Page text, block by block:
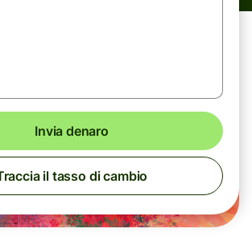
Invia denaro
il tasso di cambio